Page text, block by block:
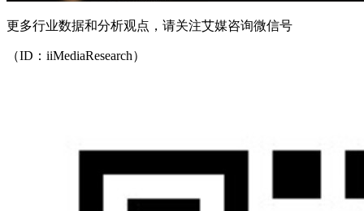
更多行业数据和分析观点，请关注艾媒咨询微信号
（ID：iiMediaResearch）